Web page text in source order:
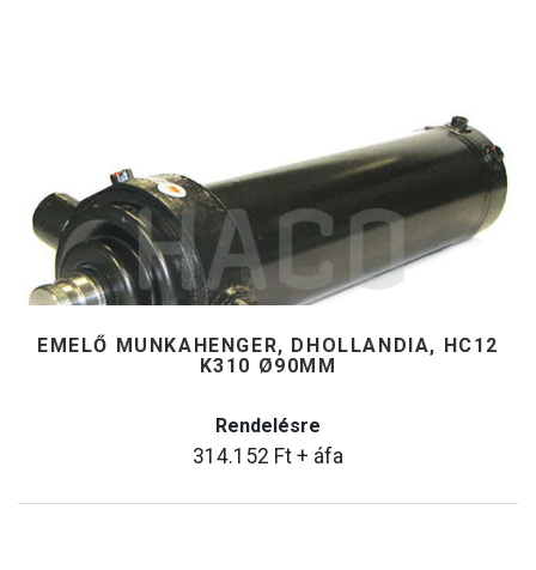
EMELŐ MUNKAHENGER, DHOLLANDIA, HC12
K310 Ø90MM
Rendelésre
314.152 Ft + áfa